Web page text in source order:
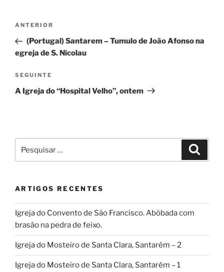
Navegação
artigos
Conteúdo
anterior
ANTERIOR
(Portugal) Santarem – Tumulo de João Afonso na
egreja de S. Nicolau
Conteúdo
seguinte
SEGUINTE
A Igreja do “Hospital Velho”, ontem
por:
ARTIGOS RECENTES
Igreja do Convento de São Francisco. Abóbada com
brasão na pedra de feixo.
Igreja do Mosteiro de Santa Clara, Santarém – 2
Igreja do Mosteiro de Santa Clara, Santarém – 1